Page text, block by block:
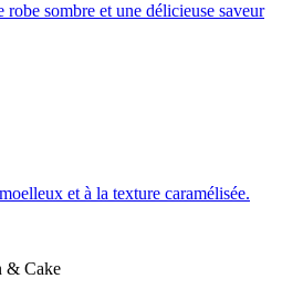
sombre et une délicieuse saveur
et à la texture caramélisée.